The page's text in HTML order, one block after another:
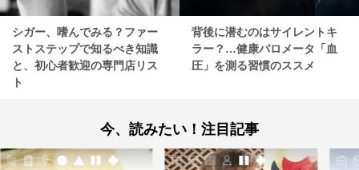
シガー、嗜んでみる？ファー
ストステップで知るべき知識
と、初心者歓迎の専門店リス
ト
背後に潜むのはサイレントキ
ラー？…健康バロメータ「血
圧」を測る習慣のススメ
今、読みたい！注目記事